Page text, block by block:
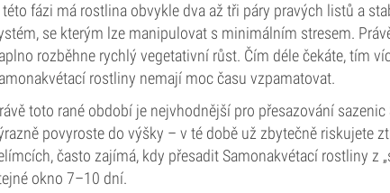
této fázi má rostlina obvykle dva až tři páry pravých listů a
se kterým lze manipulovat s minimálním stresem.
rozběhne rychlý vegetativní růst. Čím déle čekáte, tím
rostliny nemají moc času vzpamatovat.
toto rané období je nejvhodnější pro přesazování
povyroste do výšky – v té době už zbytečně riskujete
často zajímá, kdy přesadit Samonakvétací rostliny z
okno 7–10 dní.